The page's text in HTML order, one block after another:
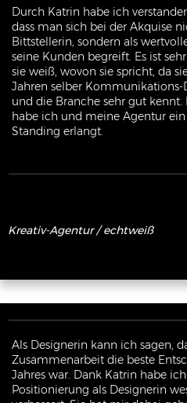
Durch Katrin habe ich
dass man sich bei der Akquise
Bittstellerin, sondern als
seine Kunden begreift. Es ist
sie weiß, wovon sie spricht, da
Jahren selber Kommunikations-
und die Branche sehr gut kennt.
habe ich und meine Agentur ein
Standing erlangt.
Kreativ-Agentur /echtweiß
Als Designerin kann ich sagen,
Zusammenarbeit die beste
Jahres war. Dank Katrin habe
Positionierung als Designerin